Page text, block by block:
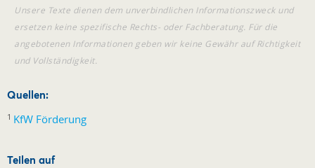
Unsere Texte dienen dem unverbindlichen Informationszweck und
ersetzen keine spezifische Rechts- oder Fachberatung. Für die
angebotenen Informationen geben wir keine Gewähr auf Richtigkeit
und Vollständigkeit.
Quellen:
1 KfW Förderung
Teilen auf